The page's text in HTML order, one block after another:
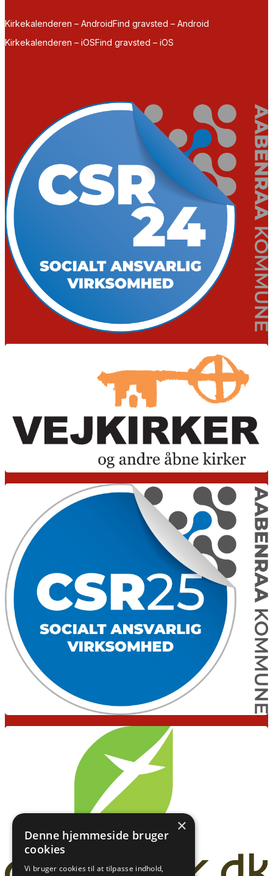
Kirkekalenderen – AndroidFind gravsted – Android
Kirkekalenderen – iOSFind gravsted – iOS
×
Denne hjemmeside bruger
cookies
Vi bruger cookies til at tilpasse indhold,